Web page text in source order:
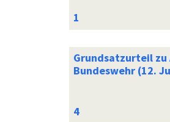
Grundsatzurteil zu
Bundeswehr (12.